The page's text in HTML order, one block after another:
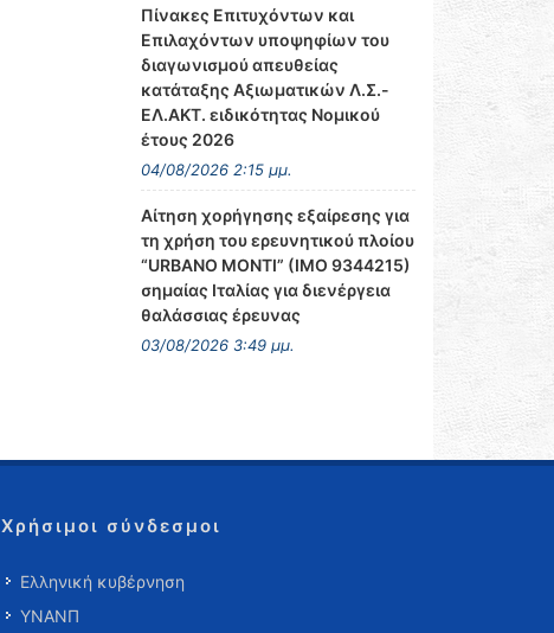
Πίνακες Επιτυχόντων και
Επιλαχόντων υποψηφίων του
διαγωνισμού απευθείας
κατάταξης Αξιωματικών Λ.Σ.-
ΕΛ.ΑΚΤ. ειδικότητας Νομικού
έτους 2026
04/08/2026 2:15 μμ.
Αίτηση χορήγησης εξαίρεσης για
τη χρήση του ερευνητικού πλοίου
“URBANO MONTI” (IMO 9344215)
σημαίας Ιταλίας για διενέργεια
θαλάσσιας έρευνας
03/08/2026 3:49 μμ.
Χρήσιμοι σύνδεσμοι
Ελληνική κυβέρνηση
ΥΝΑΝΠ